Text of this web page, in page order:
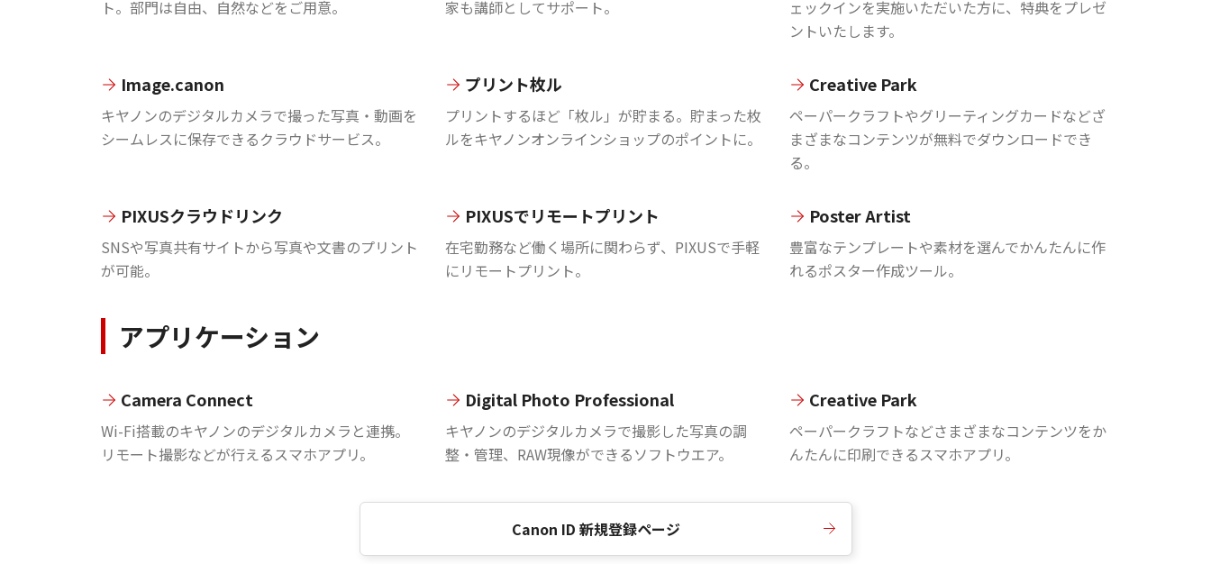
ト。部門は自由、自然などをご用意。
家も講師としてサポート。
ェックインを実施いただいた方に、特典をプレゼ
ントいたします。
Image.canon
キヤノンのデジタルカメラで撮った写真・動画を
シームレスに保存できるクラウドサービス。
プリント枚ル
プリントするほど「枚ル」が貯まる。貯まった枚
ルをキヤノンオンラインショップのポイントに。
Creative Park
ペーパークラフトやグリーティングカードなどざ
まざまなコンテンツが無料でダウンロードでき
る。
PIXUSクラウドリンク
SNSや写真共有サイトから写真や文書のプリント
が可能。
PIXUSでリモートプリント
在宅勤務など働く場所に関わらず、PIXUSで手軽
にリモートプリント。
Poster Artist
豊富なテンプレートや素材を選んでかんたんに作
れるポスター作成ツール。
アプリケーション
Camera Connect
Wi-Fi搭載のキヤノンのデジタルカメラと連携。
リモート撮影などが行えるスマホアプリ。
Digital Photo Professional
キヤノンのデジタルカメラで撮影した写真の調
整・管理、RAW現像ができるソフトウエア。
Creative Park
ペーパークラフトなどさまざまなコンテンツをか
んたんに印刷できるスマホアプリ。
Canon ID 新規登録ページ